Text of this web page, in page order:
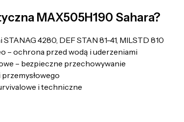
MAX505H190 Sahara?
4280, DEF STAN 81-41, MILSTD 810
– ochrona przed wodą i uderzeniami
– bezpieczne przechowywanie
i techniczne